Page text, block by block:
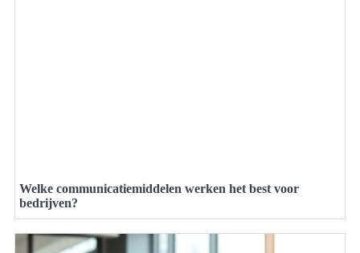
Welke communicatiemiddelen werken het best voor
bedrijven?